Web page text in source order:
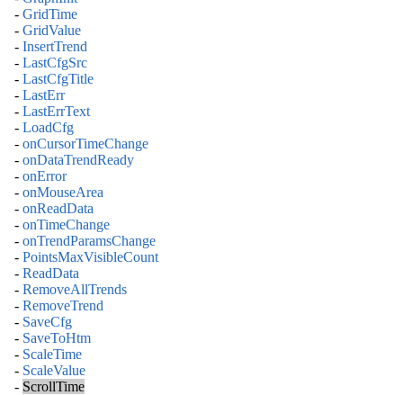
- GridTime
- GridValue
- InsertTrend
- LastCfgSrc
- LastCfgTitle
- LastErr
- LastErrText
- LoadCfg
- onCursorTimeChange
- onDataTrendReady
- onError
- onMouseArea
- onReadData
- onTimeChange
- onTrendParamsChange
- PointsMaxVisibleCount
- ReadData
- RemoveAllTrends
- RemoveTrend
- SaveCfg
- SaveToHtm
- ScaleTime
- ScaleValue
- ScrollTime